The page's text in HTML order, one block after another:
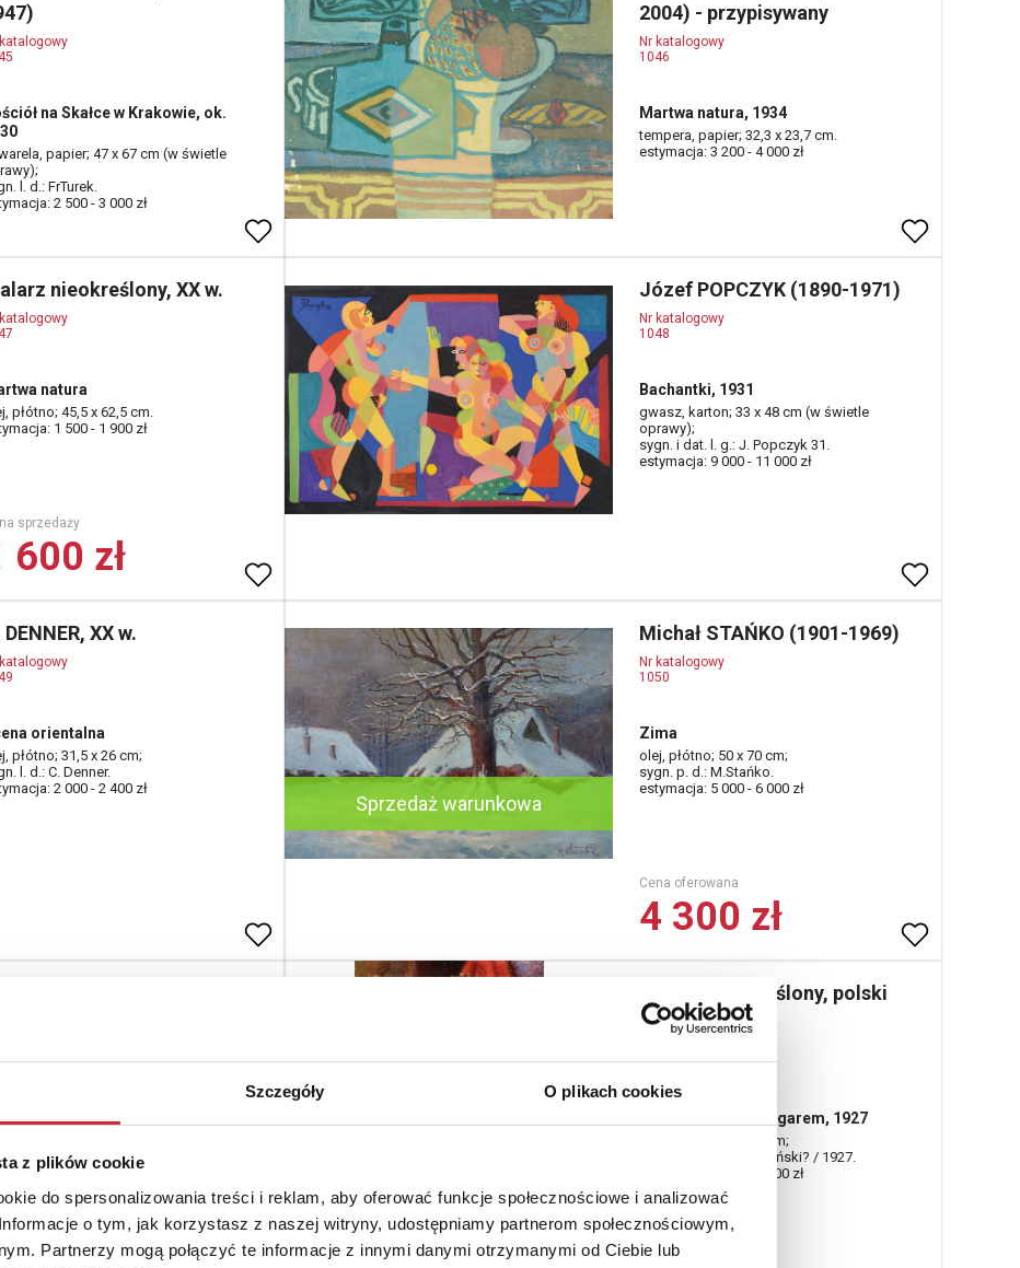
Szczegóły O plikach cookies
z plików cookie
do spersonalizowania treści i reklam, aby oferować funkcje społecznościowe i analizować
o tym, jak korzystasz z naszej witryny, udostępniamy partnerom społecznościowym,
Partnerzy mogą połączyć te informacje z innymi danymi otrzymanymi od Ciebie lub
na Skałce w Krakowie, ok.
papier; 47 x 67 cm (w świetle
l. d.: FrTurek.
2 500 - 3 000 zł
2004) - przypisywany
Nr katalogowy
1046
Martwa natura, 1934
tempera, papier; 32,3 x 23,7 cm.
estymacja: 3 200 - 4 000 zł
nieokreślony, XX w.
natura
płótno; 45,5 x 62,5 cm.
1 500 - 1 900 zł
sprzedaży
600 zł
Józef POPCZYK (1890-1971)
Nr katalogowy
1048
Bachantki, 1931
gwasz, karton; 33 x 48 cm (w świetle
oprawy);
sygn. i dat. l. g.: J. Popczyk 31.
estymacja: 9 000 - 11 000 zł
DENNER, XX w.
orientalna
płótno; 31,5 x 26 cm;
l. d.: C. Denner.
2 000 - 2 400 zł
Sprzedaż warunkowa
Michał STAŃKO (1901-1969)
Nr katalogowy
1050
Zima
olej, płótno; 50 x 70 cm;
sygn. p. d.: M.Stańko.
estymacja: 5 000 - 6 000 zł
Cena oferowana
4 300 zł
oferowana
Malarz nieokreślony, polski
XX w.
1052
Martwa natura z zegarem, 1927
olej, tektura; 74 x 49 cm;
sygn. p. d.: M.? Duszyński? / 1927.
estymacja: 2 600 - 3 200 zł